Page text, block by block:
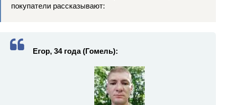
покупатели рассказывают:
Егор, 34 года (Гомель):